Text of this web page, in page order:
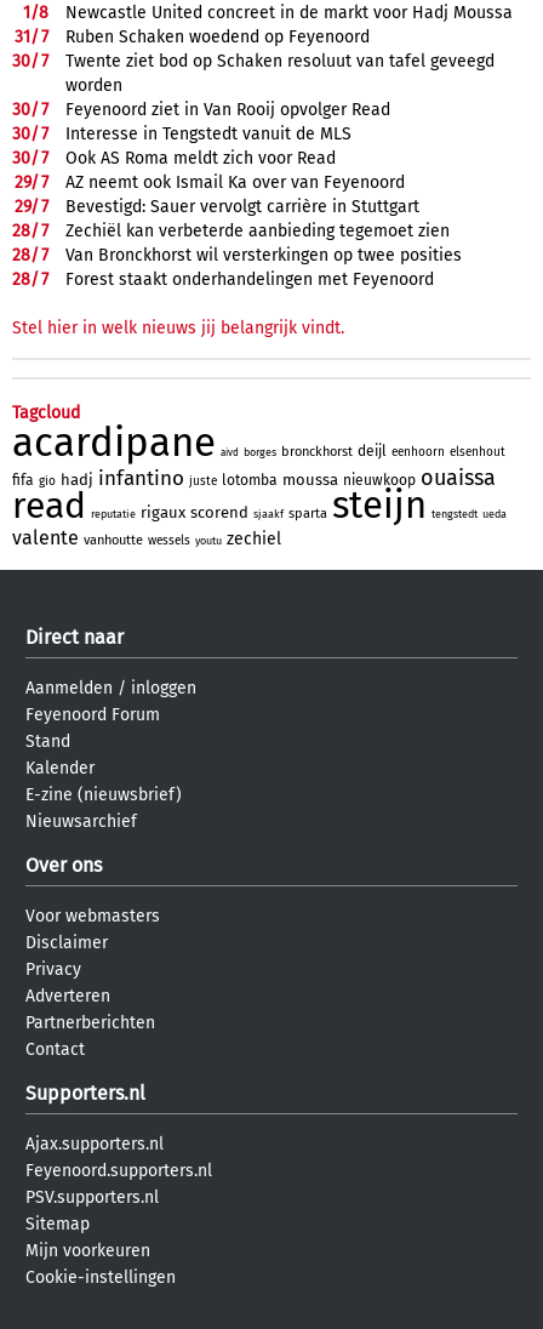
1/8
Newcastle United concreet in de markt voor Hadj Moussa
31/7
Ruben Schaken woedend op Feyenoord
30/7
Twente ziet bod op Schaken resoluut van tafel geveegd
worden
30/7
Feyenoord ziet in Van Rooij opvolger Read
30/7
Interesse in Tengstedt vanuit de MLS
30/7
Ook AS Roma meldt zich voor Read
29/7
AZ neemt ook Ismail Ka over van Feyenoord
29/7
Bevestigd: Sauer vervolgt carrière in Stuttgart
28/7
Zechiël kan verbeterde aanbieding tegemoet zien
28/7
Van Bronckhorst wil versterkingen op twee posities
28/7 Forest staakt onderhandelingen met Feyenoord
Stel hier in welk nieuws jij belangrijk vindt.
Tagcloud
acardipane aivd borges bronckhorst deijl eenhoorn elsenhout
fifa gio hadj infantino juste lotomba moussa nieuwkoop ouaissa
read reputatie rigaux scorend sjaakf sparta steijn tengstedt ueda
valente vanhoutte wessels youtu zechiel
Direct naar
Aanmelden / inloggen
Feyenoord Forum
Stand
Kalender
E-zine (nieuwsbrief)
Nieuwsarchief
Over ons
Voor webmasters
Disclaimer
Privacy
Adverteren
Partnerberichten
Contact
Supporters.nl
Ajax.supporters.nl
Feyenoord.supporters.nl
PSV.supporters.nl
Sitemap
Mijn voorkeuren
Cookie-instellingen